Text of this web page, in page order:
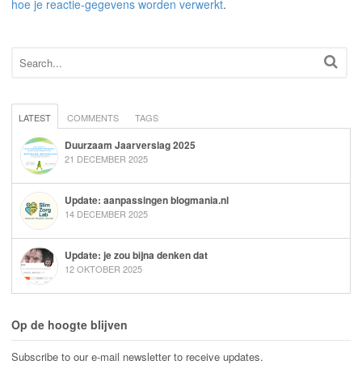
hoe je reactie-gegevens worden verwerkt.
LATEST COMMENTS TAGS
Duurzaam Jaarverslag 2025
21 DECEMBER 2025
Update: aanpassingen blogmania.nl
14 DECEMBER 2025
Update: je zou bijna denken dat
12 OKTOBER 2025
Op de hoogte blijven
Subscribe to our e-mail newsletter to receive updates.